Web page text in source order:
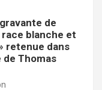
de
blanche et
retenue dans
de Thomas